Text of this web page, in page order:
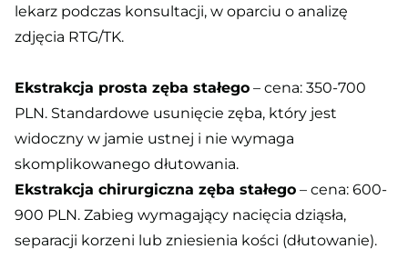
lekarz podczas konsultacji, w oparciu o analizę
zdjęcia RTG/TK.
Ekstrakcja prosta zęba stałego – cena: 350-700
PLN. Standardowe usunięcie zęba, który jest
widoczny w jamie ustnej i nie wymaga
skomplikowanego dłutowania.
Ekstrakcja chirurgiczna zęba stałego – cena: 600-
900 PLN. Zabieg wymagający nacięcia dziąsła,
separacji korzeni lub zniesienia kości (dłutowanie).